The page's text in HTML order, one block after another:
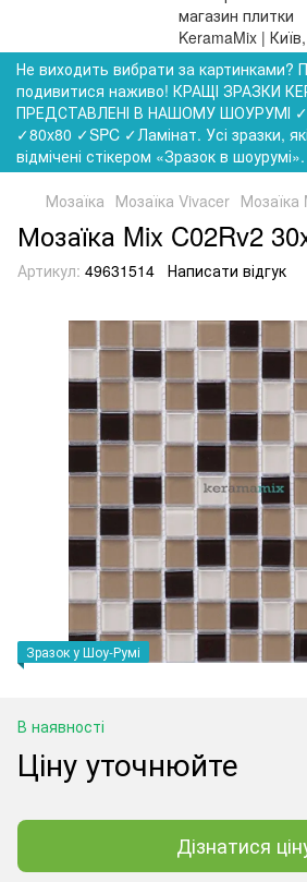
Не виходить вибрати за картинками?
подивитися наживо! КРАЩІ ЗРАЗКИ
ПРЕДСТАВЛЕНІ В НАШОМУ ШОУРУМІ
✓80x80 ✓SPC ✓Ламінат. Усі зразки,
відмічені стікером «Зразок в шоурумі».
Мозаїка Мозаїка Vivacer Мозаїка
Мозаїка Mix C02Rv2
Артикул: 49631514 Написати відгук
Зразок у Шоу-Румі
В наявності
Ціну уточнюйте
Дізнатися